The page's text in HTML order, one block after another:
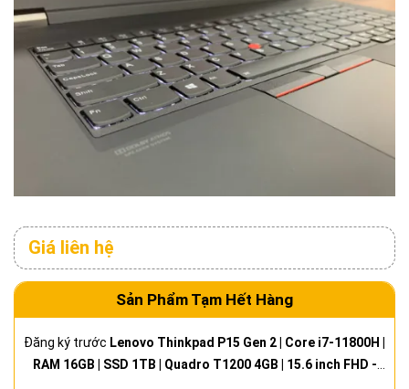
Giá liên hệ
Sản Phẩm Tạm Hết Hàng
Đăng ký trước Lenovo Thinkpad P15 Gen 2 | Core i7-11800H |
RAM 16GB | SSD 1TB | Quadro T1200 4GB | 15.6 inch FHD -